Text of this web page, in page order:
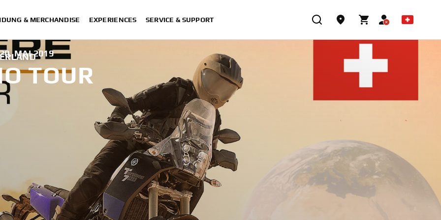
& MERCHANDISE EXPERIENCES SERVICE & SUPPORT
MAI 2019
TOUR